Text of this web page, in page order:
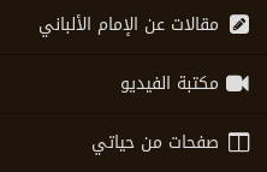
مقالات عن الإمام الألباني
مكتبة الفيديو
صفحات من حياتي